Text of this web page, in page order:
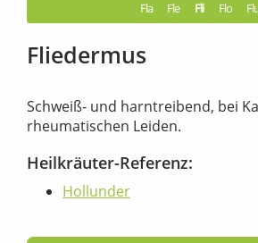
Fla Fle Fli Flo
Fliedermus
Schweiß- und harntreibend, bei
rheumatischen Leiden.
Heilkräuter-Referenz:
Hollunder